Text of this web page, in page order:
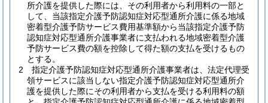
所介護を提供した際には、その利用者から利用料の一部と
して、当該指定介護予防認知症対応型通所介護に係る地域
密着型介護予防サービス費用基準額から当該指定介護予防
認知症対応型通所介護事業者に支払われる地域密着型介護
予防サービス費の額を控除して得た額の支払を受けるもの
とする。
2
指定介護予防認知症対応型通所介護事業者は、法定代理受
領サービスに該当しない指定介護予防認知症対応型通所介
護を提供した際にその利用者から支払を受ける利用料の額